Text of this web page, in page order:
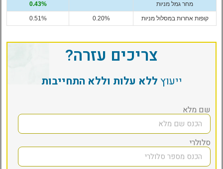
מחר גמל מניות 0.43%
קופות אחרות במסלול מניות 0.20%
0.51%
צריכים עזרה?
ייעוץללא עלות וללא התחייבות
שם מלא
סלולרי